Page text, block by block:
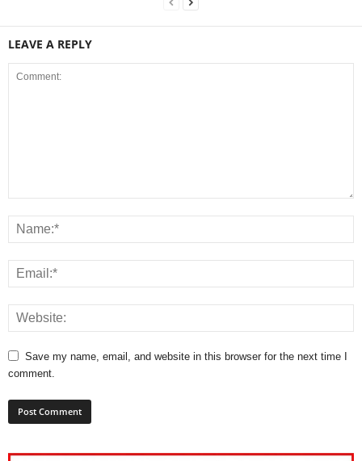
LEAVE A REPLY
Save my name, email, and website in this browser for the next time I
comment.